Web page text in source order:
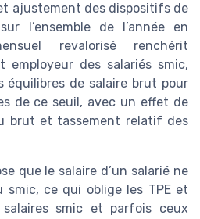
ajustement des dispositifs de
l’ensemble de l’année en
revalorisé renchérit
employeur des salariés smic,
équilibres de salaire brut pour
de ce seuil, avec un effet de
brut et tassement relatif des
que le salaire d’un salarié ne
ce qui oblige les TPE et
salaires smic et parfois ceux